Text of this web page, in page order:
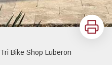
Imprimer
Tri Bike Shop Luberon